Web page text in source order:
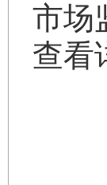
市场
查看